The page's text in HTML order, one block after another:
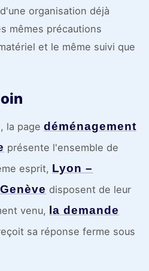
organisation déjà
mêmes précautions
et le même suivi que
la pagedéménagement
présente l'ensemble de
esprit, Lyon –
disposent de leur
venu, la demande
sa réponse ferme sous